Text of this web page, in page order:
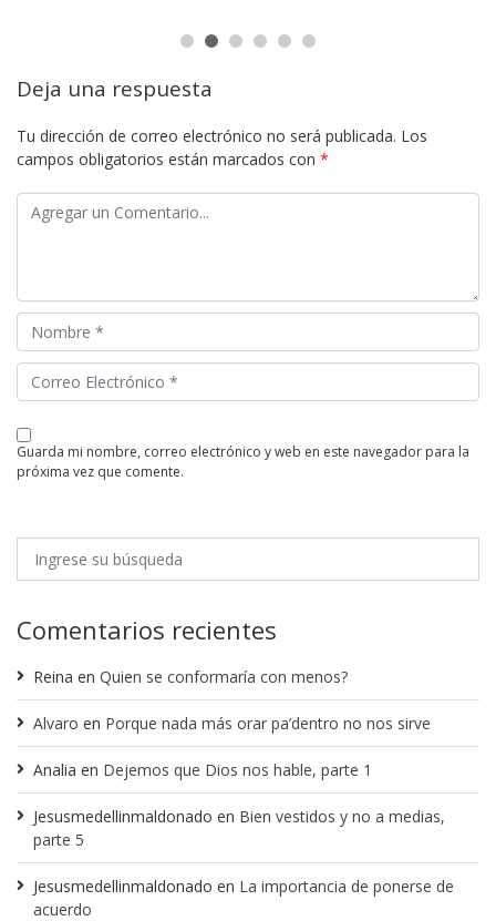
Deja una respuesta
Tu dirección de correo electrónico no será publicada. Los
campos obligatorios están marcados con *
guarda mi nombre, correo electrónico y web en este navegador para la
próxima vez que comente.
Comentarios recientes
Reina en Quien se conformaría con menos?
Alvaro en Porque nada más orar pa’dentro no nos sirve
Analia en Dejemos que Dios nos hable, parte 1
Jesusmedellinmaldonado en Bien vestidos y no a medias,
parte 5
Jesusmedellinmaldonado en La importancia de ponerse de
acuerdo